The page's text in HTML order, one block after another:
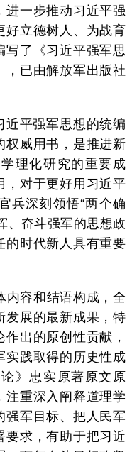
进一步推动习近平强
好立德树人、为战育
写了《习近平强军思
已由解放军出版社
平强军思想的统编
权威用书，是推进新
理化研究的重要成
，对于更好用习近平
兵深刻领悟“两个确
、奋斗强军的思想政
的时代新人具有重要
容和结语构成，全
发展的最新成果，特
出的原创性贡献，
实践取得的历史性成
》忠实原著原文原
注重深入阐释道理学
军目标、把人民军
要求，有助于把习近